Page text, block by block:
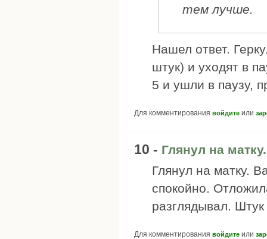
тем лучше.
Нашел ответ.
штук) и уходят в
5 и ушли в паузу,
Для комментирования войдите или
10 - Глянул на
Глянул на матку.
спокойно.
разглядывал. Штук
Для комментирования войдите или